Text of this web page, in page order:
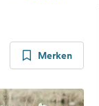
Merken